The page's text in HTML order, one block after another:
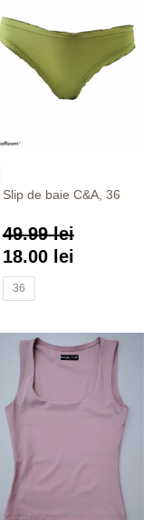
Slip de baie C&A, 36
49.99lei
49.99 lei.
18.00 lei
36